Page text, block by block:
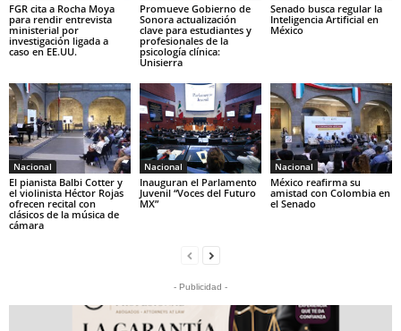
FGR cita a Rocha Moya
para rendir entrevista
ministerial por
investigación ligada a
caso en EE.UU.
Promueve Gobierno de
Sonora actualización
clave para estudiantes y
profesionales de la
psicología clínica:
Unisierra
Senado busca regular la
Inteligencia Artificial en
México
Nacional
El pianista Balbi Cotter y
el violinista Héctor Rojas
ofrecen recital con
clásicos de la música de
cámara
Nacional
Inauguran el Parlamento
Juvenil “Voces del Futuro
MX”
Nacional
México reafirma su
amistad con Colombia en
el Senado
- Publicidad -